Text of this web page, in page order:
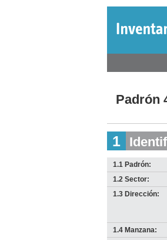
Padrón
1
1.1 Padrón:
1.2 Sector:
1.3 Dirección:
1.4 Manzana: